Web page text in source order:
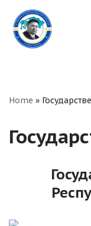
Перейти
Home »